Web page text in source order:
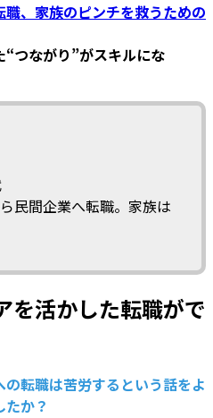
職、家族のピンチを救うための
“つながり”がスキルにな
民間企業へ転職。家族は
を活かした転職がで
転職は苦労するという話をよ
か？